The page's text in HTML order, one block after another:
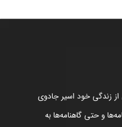
زندگی خود اسیر جادوی
و حتی گاهنامه‌ها به